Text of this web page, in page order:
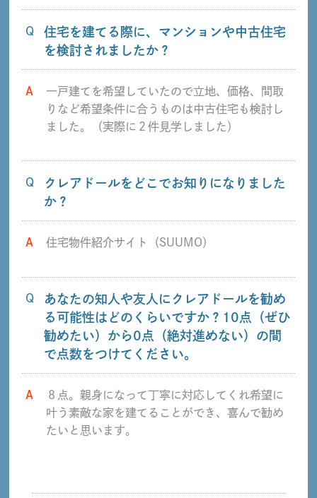
Q
住宅を建てる際に、マンションや中古住宅
を検討されましたか？
A
一戸建てを希望していたので立地、価格、間取
りなど希望条件に合うものは中古住宅も検討し
ました。（実際に２件見学しました）
Q
クレアドールをどこでお知りになりました
か？
A 住宅物件紹介サイト（SUUMO）
Q
あなたの知人や友人にクレアドールを勧め
る可能性はどのくらいですか？10点（ぜひ
勧めたい）から0点（絶対進めない）の間
で点数をつけてください。
A
８点。親身になって丁寧に対応してくれ希望に
叶う素敵な家を建てることができ、喜んで勧め
たいと思います。